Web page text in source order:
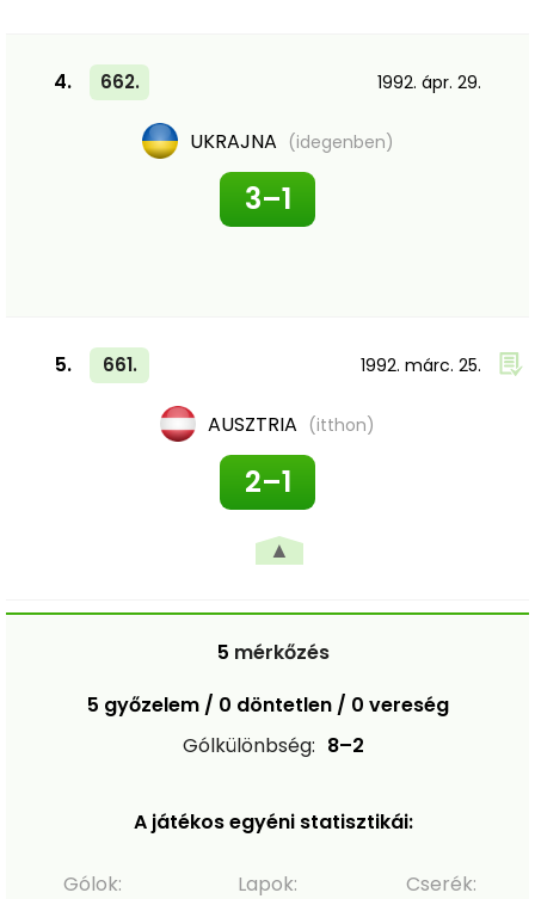
4. 662. 1992. ápr. 29.
UKRAJNA (idegenben)
3–1
5. 661. 1992. márc. 25.
AUSZTRIA (itthon)
2–1
▲
5 mérkőzés
5 győzelem / 0 döntetlen / 0 vereség
Gólkülönbség: 8–2
A játékos egyéni statisztikái:
Gólok:
Lapok:
Cserék: